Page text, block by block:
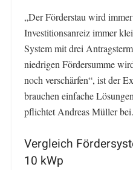
„Der Förderstau wird
Investitionsanreiz immer
System mit drei
niedrigen Fördersumme
noch verschärfen“, ist der
brauchen einfache
pflichtet Andreas Müller bei.
Vergleich
10 kWp